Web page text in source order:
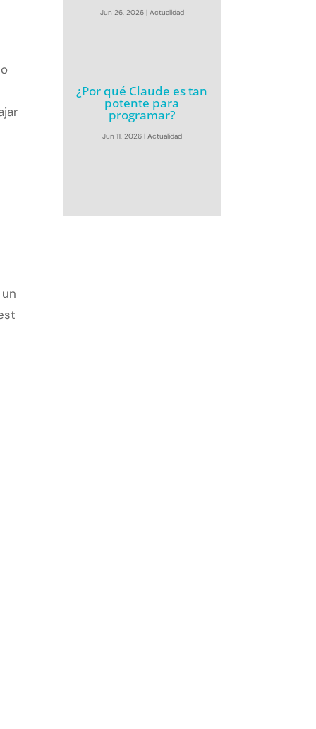
Jun 26, 2026| Actualidad
¿Por qué Claude es tan
potente para
programar?
Jun 11, 2026| Actualidad